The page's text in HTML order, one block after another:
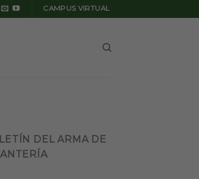
CAMPUS VIRTUAL
DEL ARMA DE